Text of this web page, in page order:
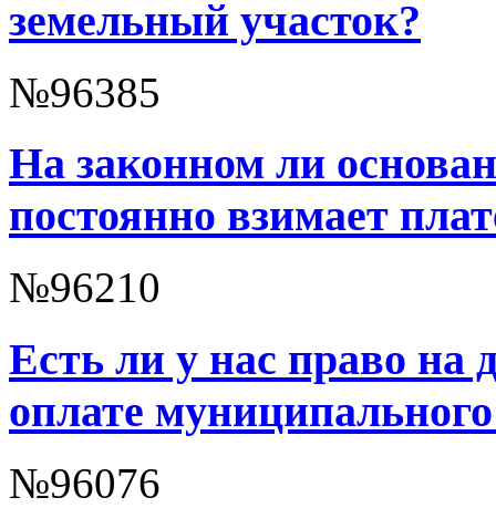
земельный участок?
№96385
На законном ли
постоянно взимает
№96210
Есть ли у нас право на
оплате
№96076